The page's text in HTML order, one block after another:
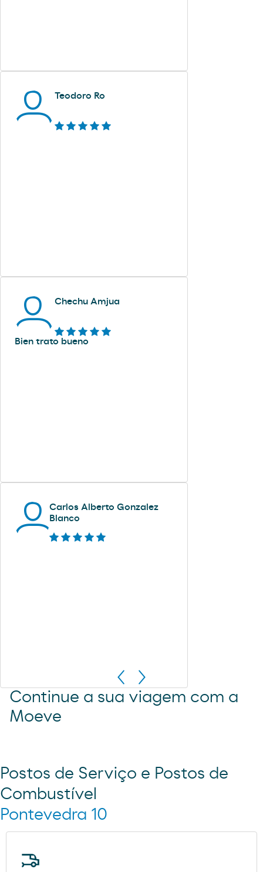
Teodoro Ro
Chechu Amjua
Bien trato bueno
Carlos Alberto Gonzalez
Blanco
Continue a sua viagem com a
Moeve
Postos de Serviço e Postos de
Combustível
Pontevedra 10